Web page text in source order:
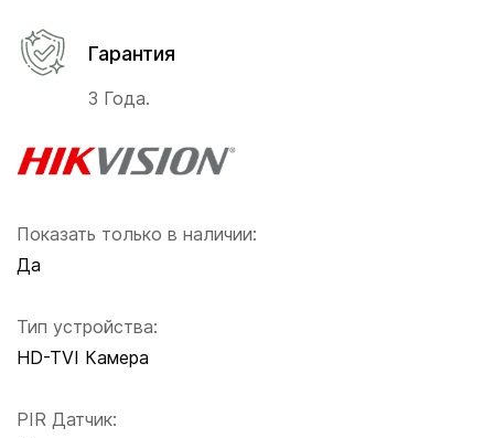
Показать только в наличии:
Да
Тип устройства:
HD-TVI Камера
PIR Датчик:
Гарантия
3 Года.